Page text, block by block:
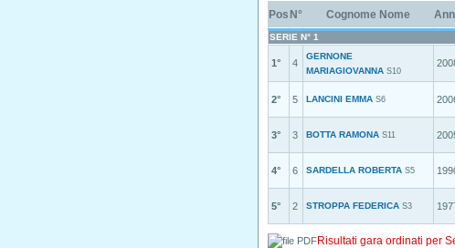
Pos N° Cognome Nome
SERIE N° 1
1° 4
GERNONE
MARIAGIOVANNA S10
2° 5 LANCINI EMMA S6
3° 3 BOTTA RAMONA S11
4° 6 SARDELLA ROBERTA S5
5° 2 STROPPA FEDERICA S3
Risultati gara ordinati per